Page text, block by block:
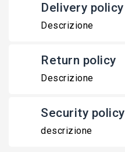
Delivery policy
Descrizione
Return policy
Descrizione
Security policy
descrizione